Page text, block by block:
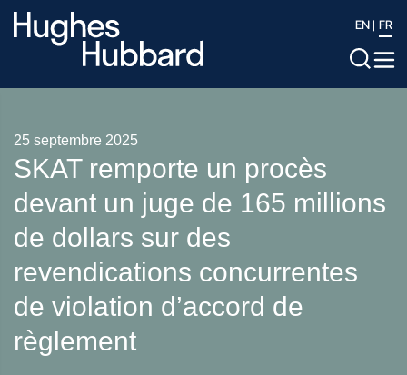
EN FR
25 septembre 2025
SKAT remporte un procès
devant un juge de 165 millions
de dollars sur des
revendications concurrentes
de violation d’accord de
règlement